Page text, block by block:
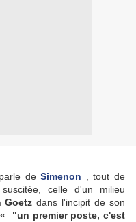
deSimenon
, tout de
celle d'un milieu
Goetz dans l'incipit de son
« "un premier poste, c'est